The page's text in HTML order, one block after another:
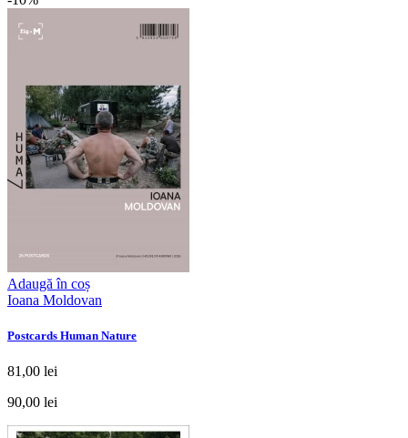
Adaugă în coș
Ioana Moldovan
Postcards Human Nature
81,00 lei
90,00 lei